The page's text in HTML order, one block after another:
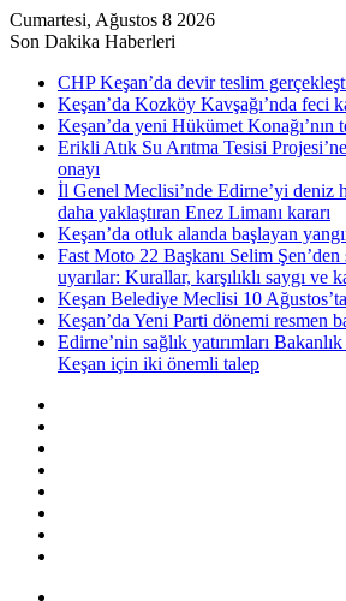
Cumartesi, Ağustos 8 2026
Son Dakika Haberleri
CHP Keşan’da devir teslim
Keşan’da Kozköy Kavşağı’nda feci
Keşan’da yeni Hükümet Konağı’nın
Erikli Atık Su Arıtma Tesisi
onayı
İl Genel Meclisi’nde Edirne’yi deniz
daha yaklaştıran Enez Limanı kararı
Keşan’da otluk alanda başlayan
Fast Moto 22 Başkanı Selim
uyarılar: Kurallar, karşılıklı saygı ve
Keşan Belediye Meclisi 10
Keşan’da Yeni Parti dönemi resmen
Edirne’nin sağlık yatırımları
Keşan için iki önemli talep